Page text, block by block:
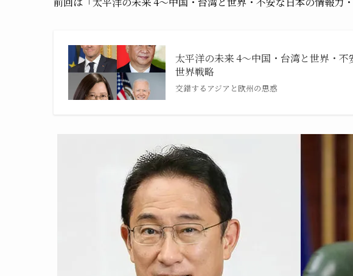
太平洋の未来 4〜中国・台湾と世界・
世界戦略
交錯するアジアと欧州の思惑